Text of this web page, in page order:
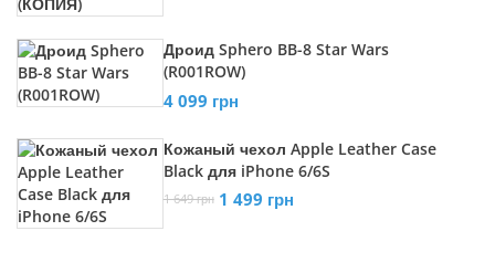
Дроид Sphero BB-8 Star Wars
(R001ROW)
4 099 грн
Кожаный чехол Apple Leather Case
Black для iPhone 6/6S
1 649 грн 1 499 грн